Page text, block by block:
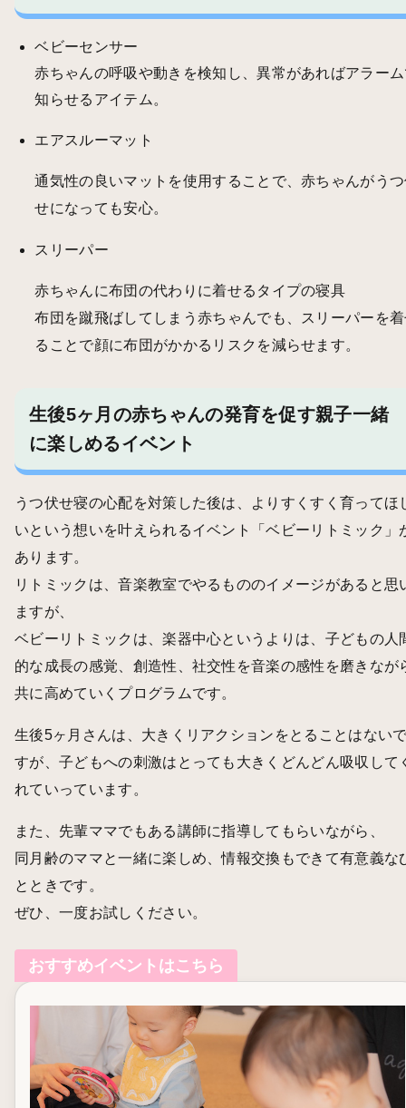
ベビーセンサー
赤ちゃんの呼吸や動きを検知し、異常があればアラー
知らせるアイテム。
エアスルーマット
通気性の良いマットを使用することで、赤ちゃんがう
せになっても安心。
スリーパー
赤ちゃんに布団の代わりに着せるタイプの寝具
布団を蹴飛ばしてしまう赤ちゃんでも、スリーパーを
ることで顔に布団がかかるリスクを減らせます。
生後5ヶ月の赤ちゃんの発育を促す親子一緒
に楽しめるイベント
うつ伏せ寝の心配を対策した後は、よりすくすく育ってほ
いという想いを叶えられるイベント「ベビーリトミック」
あります。
リトミックは、音楽教室でやるもののイメージがあると思
ますが、
ベビーリトミックは、楽器中心というよりは、子どもの人
的な成長の感覚、創造性、社交性を音楽の感性を磨きなが
共に高めていくプログラムです。
生後5ヶ月さんは、大きくリアクションをとることはない
すが、子どもへの刺激はとっても大きくどんどん吸収して
れていっています。
また、先輩ママでもある講師に指導してもらいながら、
同月齢のママと一緒に楽しめ、情報交換もできて有意義な
とときです。
ぜひ、一度お試しください。
おすすめイベントはこちら